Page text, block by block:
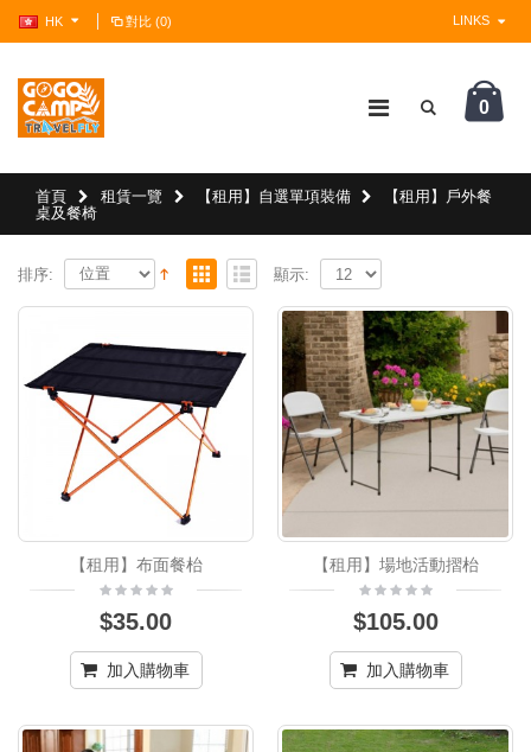
HK 對比 (0) LINKS
0
首頁 租賃一覽 【租用】自選單項裝備
【租用】戶外餐
桌及餐椅
排序: 顯示:
【租用】布面餐枱
$35.00
加入購物車
【租用】場地活動摺枱
$105.00
加入購物車